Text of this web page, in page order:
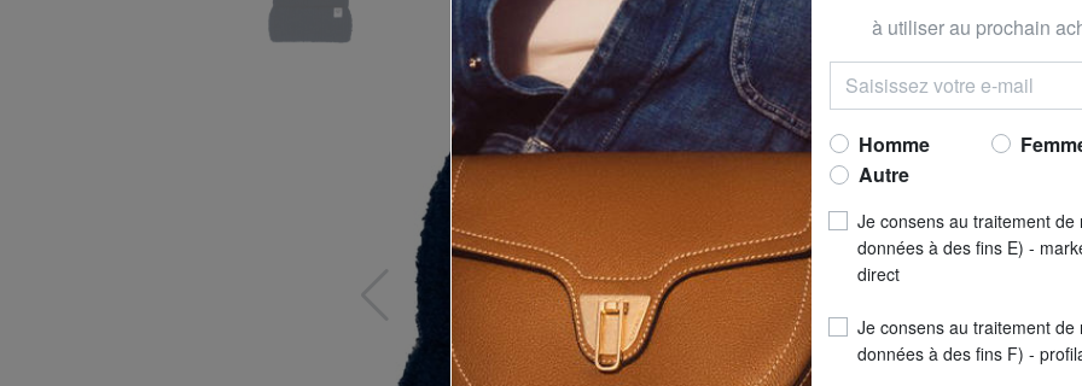
Maintenant à
prix conseillé
Meilleur prix 30 derniers
à utiliser au prochain
Homme
Autre
Je consens au traitement de
données à des fins E) -
direct
Je consens au traitement de
données à des fins F) -